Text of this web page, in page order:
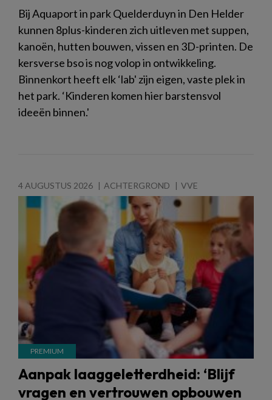
Bij Aquaport in park Quelderduyn in Den Helder
kunnen 8plus-kinderen zich uitleven met suppen,
kanoën, hutten bouwen, vissen en 3D-printen. De
kersverse bso is nog volop in ontwikkeling.
Binnenkort heeft elk ‘lab' zijn eigen, vaste plek in
het park. ‘Kinderen komen hier barstensvol
ideeën binnen.'
4 AUGUSTUS 2026 ACHTERGROND VVE
Aanpak laaggeletterdheid: ‘Blijf
vragen en vertrouwen opbouwen